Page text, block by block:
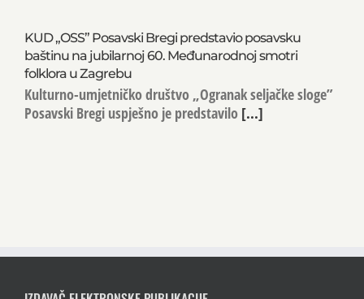
KUD „OSS” Posavski Bregi predstavio posavsku
baštinu na jubilarnoj 60. Međunarodnoj smotri
folklora u Zagrebu
Kulturno-umjetničko društvo „Ogranak seljačke sloge”
Posavski Bregi uspješno je predstavilo [...]